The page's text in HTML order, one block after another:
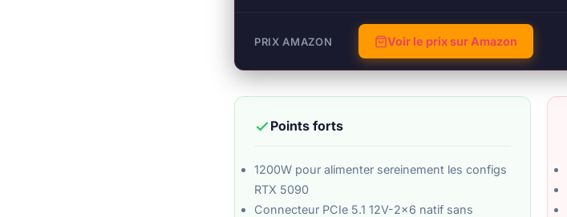
PRIX AMAZON Voir le prix sur Amazon
Points forts
1200W pour alimenter sereinement les configs
RTX 5090
Connecteur PCIe 5.1 12V-2x6 natif sans